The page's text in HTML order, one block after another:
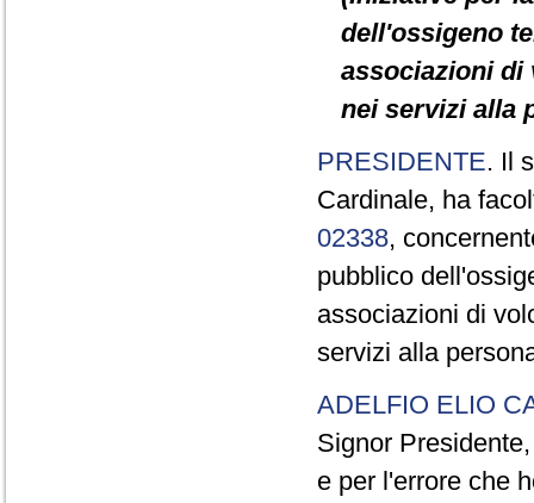
dell'ossigeno
associazioni di
nei servizi alla
PRESIDENTE. Il
Cardinale, ha
02338,
pubblico
associazioni di
servizi alla
ADELFIO ELIO
Signor
e per l'errore che